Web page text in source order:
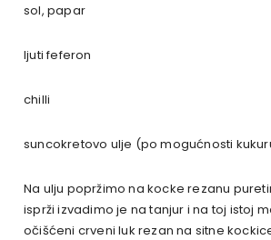
sol, papar
ljuti feferon
chilli
suncokretovo ulje (po mogućnosti
Na ulju popržimo na kocke rezanu
isprži izvadimo je na tanjur i na toj istoj
očišćeni crveni luk rezan na sitne